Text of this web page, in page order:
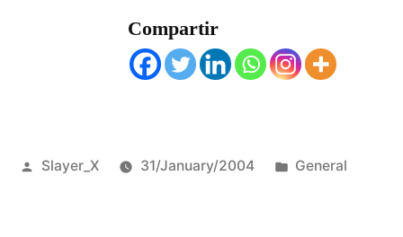
Compartir
Posted
Slayer_X 31/January/2004
Posted
General